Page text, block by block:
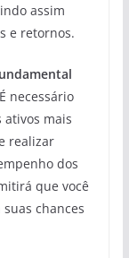
assim
e retornos.
necessário
mais
realizar
dos
que você
chances